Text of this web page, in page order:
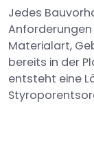
Jedes
Materialart,
bereits in der
entsteht eine